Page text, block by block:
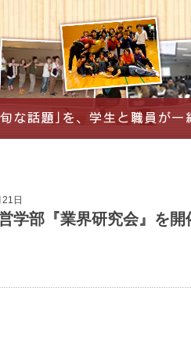
日
学部『業界研究会』を開